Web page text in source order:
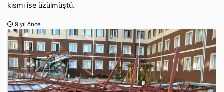
kısmı ise üzülmüştü.
9 yıl önce